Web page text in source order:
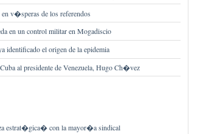
v�speras de los referendos
en un control militar en Mogadiscio
identificado el origen de la epidemia
al presidente de Venezuela, Hugo Ch�vez
estrat�gica� con la mayor�a sindical